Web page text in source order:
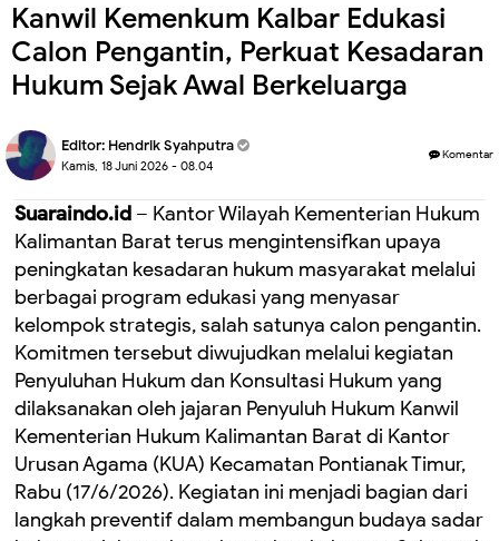
Kanwil Kemenkum Kalbar Edukasi
Calon Pengantin, Perkuat Kesadaran
Hukum Sejak Awal Berkeluarga
Editor: Hendrik Syahputra
Kamis, 18 Juni 2026 - 08.04
Komentar
Suaraindo.id – Kantor Wilayah Kementerian Hukum
Kalimantan Barat terus mengintensifkan upaya
peningkatan kesadaran hukum masyarakat melalui
berbagai program edukasi yang menyasar
kelompok strategis, salah satunya calon pengantin.
Komitmen tersebut diwujudkan melalui kegiatan
Penyuluhan Hukum dan Konsultasi Hukum yang
dilaksanakan oleh jajaran Penyuluh Hukum Kanwil
Kementerian Hukum Kalimantan Barat di Kantor
Urusan Agama (KUA) Kecamatan Pontianak Timur,
Rabu (17/6/2026). Kegiatan ini menjadi bagian dari
langkah preventif dalam membangun budaya sadar